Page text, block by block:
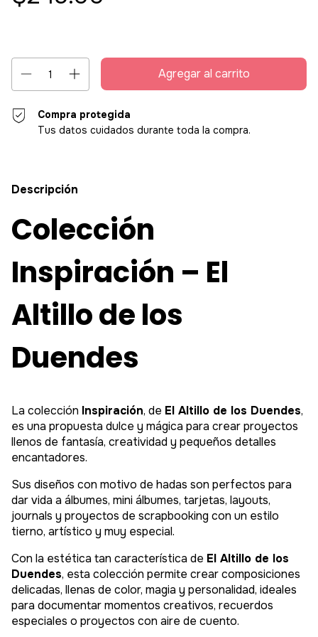
Compra protegida
Tus datos cuidados durante toda la compra.
Descripción
Colección
Inspiración – El
Altillo de los
Duendes
La colección Inspiración, de El Altillo de los Duendes,
es una propuesta dulce y mágica para crear proyectos
llenos de fantasía, creatividad y pequeños detalles
encantadores.
Sus diseños con motivo de hadas son perfectos para
dar vida a álbumes, mini álbumes, tarjetas, layouts,
journals y proyectos de scrapbooking con un estilo
tierno, artístico y muy especial.
Con la estética tan característica de El Altillo de los
Duendes, esta colección permite crear composiciones
delicadas, llenas de color, magia y personalidad, ideales
para documentar momentos creativos, recuerdos
especiales o proyectos con aire de cuento.